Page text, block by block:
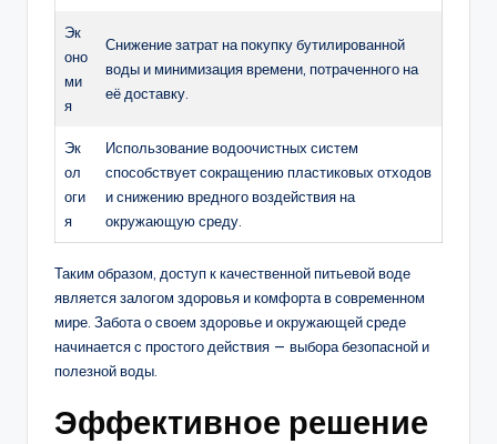
Эк
оно
ми
я
Снижение затрат на покупку бутилированной
воды и минимизация времени, потраченного на
её доставку.
Эк
ол
оги
я
Использование водоочистных систем
способствует сокращению пластиковых отходов
и снижению вредного воздействия на
окружающую среду.
Таким образом, доступ к качественной питьевой воде
является залогом здоровья и комфорта в современном
мире. Забота о своем здоровье и окружающей среде
начинается с простого действия — выбора безопасной и
полезной воды.
Эффективное решение